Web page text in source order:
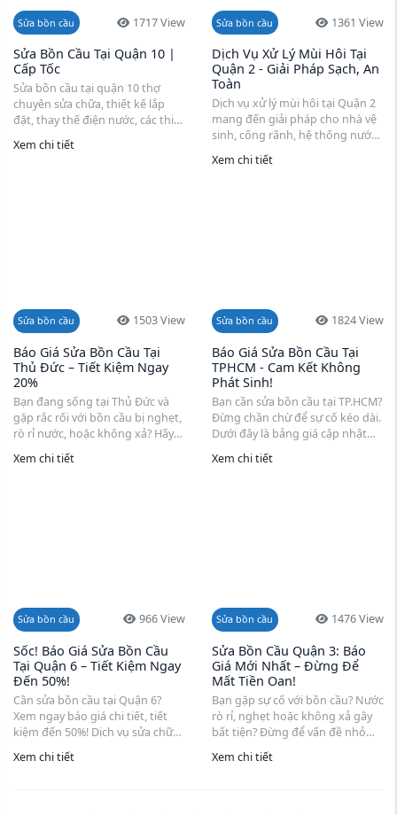
Sửa bồn cầu 1717 View
Sửa Bồn Cầu Tại Quận 10 |
Cấp Tốc
Sửa bồn cầu tại quận 10 thợ
chuyên sửa chữa, thiết kế lắp
đặt, thay thế điện nước, các thiết
bị vệ sinh, bị rò rỉ chảy nước ra
ngoài và thấm tường, hãy gọi
Xem chi tiết
Sửa bồn cầu 1361 View
Dịch Vụ Xử Lý Mùi Hôi Tại
Quận 2 - Giải Pháp Sạch, An
Toàn
Dịch vụ xử lý mùi hôi tại Quận 2
mang đến giải pháp cho nhà vệ
sinh, cống rãnh, hệ thống nước
thải và phòng kín. Đội ngũ công
ty vệ sinh chuyên nghiệp sử
Xem chi tiết
Sửa bồn cầu 1503 View
Báo Giá Sửa Bồn Cầu Tại
Thủ Đức – Tiết Kiệm Ngay
20%
Bạn đang sống tại Thủ Đức và
gặp rắc rối với bồn cầu bị nghẹt,
rò rỉ nước, hoặc không xả? Hãy
xem ngay báo giá sửa bồn cầu
tại Thủ Đức cập nhật mới nhất
Xem chi tiết
Sửa bồn cầu 1824 View
Báo Giá Sửa Bồn Cầu Tại
TPHCM - Cam Kết Không
Phát Sinh!
Bạn cần sửa bồn cầu tại TP.HCM?
Đừng chần chừ để sự cố kéo dài.
Dưới đây là bảng giá cập nhật
mới nhất cho dịch vụ sửa chữa
bồn cầu tại nhà, bao gồm thông
Xem chi tiết
Sửa bồn cầu 966 View
Sốc! Báo Giá Sửa Bồn Cầu
Tại Quận 6 – Tiết Kiệm Ngay
Đến 50%!
Cần sửa bồn cầu tại Quận 6?
Xem ngay báo giá chi tiết, tiết
kiệm đến 50%! Dịch vụ sửa chữa
nhanh chóng, thợ chuyên
nghiệp, giá cả minh bạch. Hỗ trợ
Xem chi tiết
Sửa bồn cầu 1476 View
Sửa Bồn Cầu Quận 3: Báo
Giá Mới Nhất – Đừng Để
Mất Tiền Oan!
Bạn gặp sự cố với bồn cầu? Nước
rò rỉ, nghẹt hoặc không xả gây
bất tiện? Đừng để vấn đề nhỏ
thành rắc rối lớn! Tại Quận 3, các
đơn vị như Hương Chiến cung
Xem chi tiết